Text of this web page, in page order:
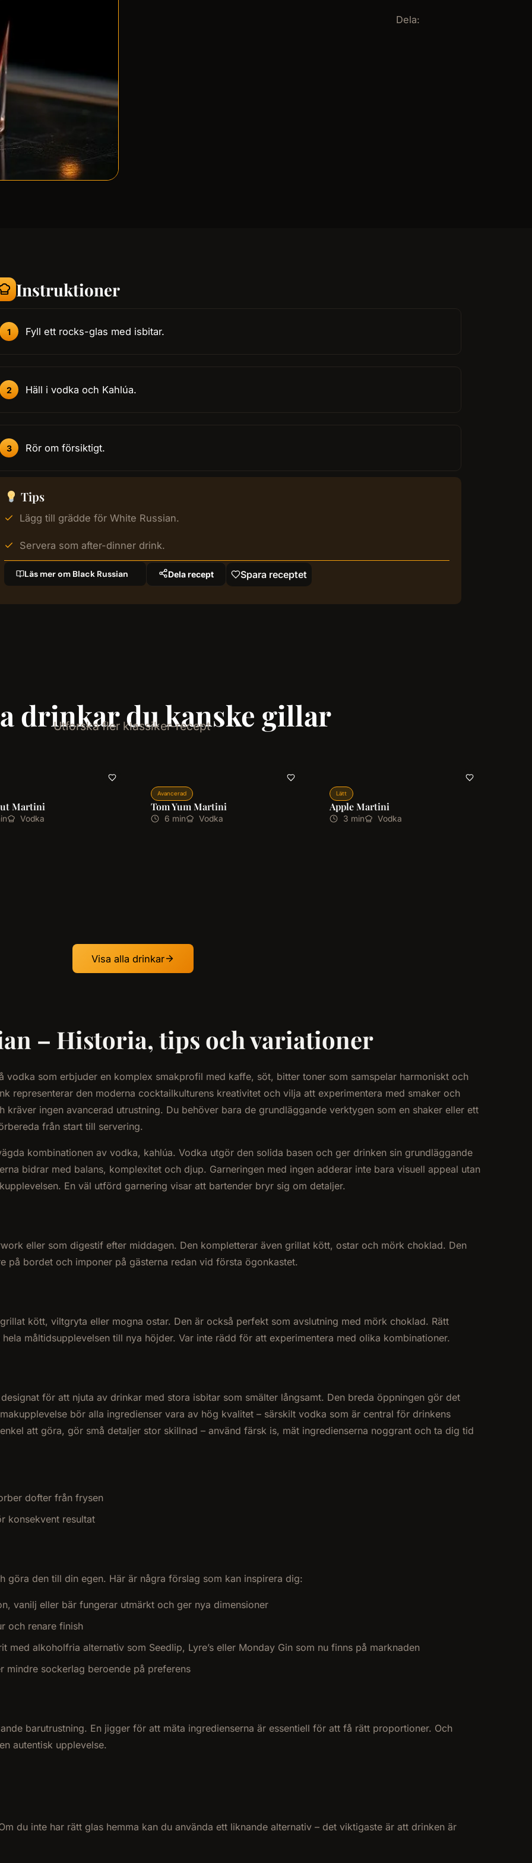
Dela:
Instruktioner
Fyll ett rocks-glas med isbitar.
Häll i vodka och Kahlúa.
Rör om försiktigt.
Tips
Lägg till grädde för White Russian.
Servera som after-dinner drink.
Läs mer om Black Russian Dela recept Spara receptet
drinkar du kanske gillar
Utforska fler klassiker-recept
Martini
Vodka
Avancerad
Tom Yum Martini
6 min Vodka
Lätt
Apple Martini
3 min Vodka
Visa alla drinkar
– Historia, tips och variationer
vodka som erbjuder en komplex smakprofil med kaffe, söt, bitter toner som samspelar harmoniskt och
representerar den moderna cocktailkulturens kreativitet och vilja att experimentera med smaker och
ingen avancerad utrustning. Du behöver bara de grundläggande verktygen som en shaker eller ett
från start till servering.
kombinationen av vodka, kahlúa. Vodka utgör den solida basen och ger drinken sin grundläggande
bidrar med balans, komplexitet och djup. Garneringen med ingen adderar inte bara visuell appeal utan
En väl utförd garnering visar att bartender bryr sig om detaljer.
eller som digestif efter middagen. Den kompletterar även grillat kött, ostar och mörk choklad. Den
på bordet och imponer på gästerna redan vid första ögonkastet.
kött, viltgryta eller mogna ostar. Den är också perfekt som avslutning med mörk choklad. Rätt
måltidsupplevelsen till nya höjder. Var inte rädd för att experimentera med olika kombinationer.
för att njuta av drinkar med stora isbitar som smälter långsamt. Den breda öppningen gör det
bör alla ingredienser vara av hög kvalitet – särskilt vodka som är central för drinkens
att göra, gör små detaljer stor skillnad – använd färsk is, mät ingredienserna noggrant och ta dig tid
dofter från frysen
konsekvent resultat
göra den till din egen. Här är några förslag som kan inspirera dig:
vanilj eller bär fungerar utmärkt och ger nya dimensioner
och renare finish
med alkoholfria alternativ som Seedlip, Lyre’s eller Monday Gin som nu finns på marknaden
mindre sockerlag beroende på preferens
barutrustning. En jigger för att mäta ingredienserna är essentiell för att få rätt proportioner. Och
autentisk upplevelse.
du inte har rätt glas hemma kan du använda ett liknande alternativ – det viktigaste är att drinken är